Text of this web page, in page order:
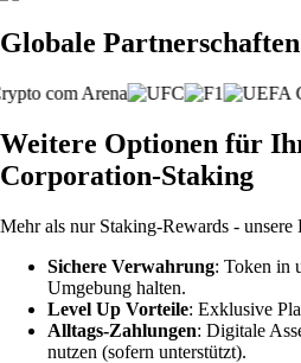
Globale Partnerschaften
Weitere Optionen für
Corporation-Staking
Mehr als nur Staking-Rewards - unsere
Sichere Verwahrung: Token in
Umgebung halten.
Level Up Vorteile: Exklusive
Alltags-Zahlungen: Digitale
nutzen (sofern unterstützt).